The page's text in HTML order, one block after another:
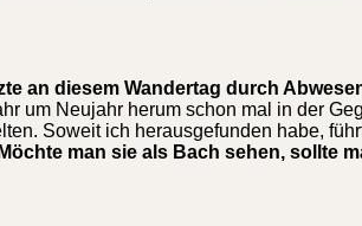
an diesem Wandertag durch
um Neujahr herum schon mal in der
Soweit ich herausgefunden habe,
Möchte man sie als Bach sehen, sollte